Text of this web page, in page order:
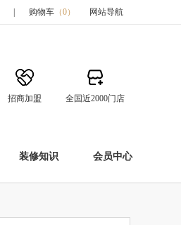
购物车 （0） 网站导航
招商加盟 全国近2000门店
装修知识 会员中心